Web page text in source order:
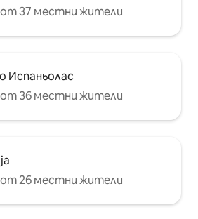
37 местни жители
Испаньолас
36 местни жители
26 местни жители